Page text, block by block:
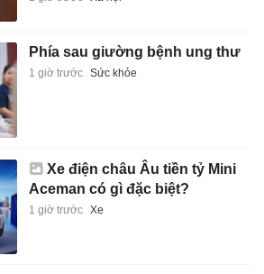
Phía sau giường bệnh ung thư
1 giờ trước Sức khỏe
Xe điện châu Âu tiền tỷ Mini
Aceman có gì đặc biệt?
1 giờ trước Xe